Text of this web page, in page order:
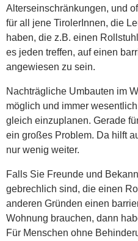
Alterseinschränkungen, und
für all jene TirolerInnen, die
haben, die z.B. einen
es jeden treffen, auf einen
angewiesen zu sein.
Nachträgliche Umbauten im
möglich und immer
gleich einzuplanen. Gerade
ein großes Problem. Da hilft
nur wenig weiter.
Falls Sie Freunde und
gebrechlich sind, die einen
anderen Gründen einen
Wohnung brauchen, dann
Für Menschen ohne